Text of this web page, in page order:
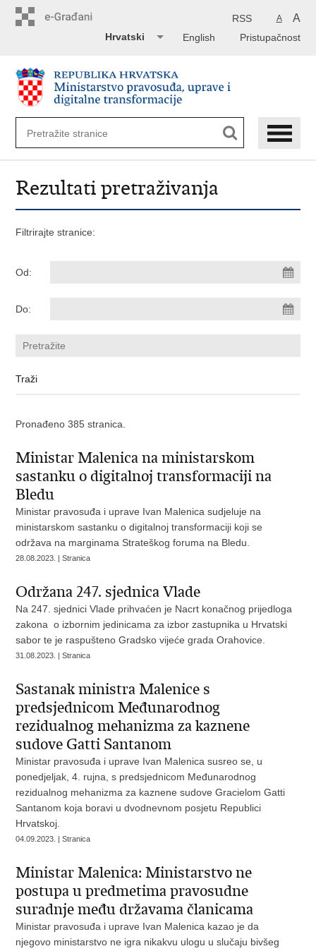
A A
RSS
Pristupačnost
English
Hrvatski
Rezultati pretraživanja
Filtrirajte stranice:
Od:
Do:
Pronađeno 385 stranica.
Ministar Malenica na ministarskom
sastanku o digitalnoj transformaciji na
Bledu
Ministar pravosuđa i uprave Ivan Malenica sudjeluje na
ministarskom sastanku o digitalnoj transformaciji koji se
održava na marginama Strateškog foruma na Bledu.
28.08.2023. | Stranica
Održana 247. sjednica Vlade
Na 247. sjednici Vlade prihvaćen je Nacrt konačnog prijedloga
zakona o izbornim jedinicama za izbor zastupnika u Hrvatski
sabor te je raspušteno Gradsko vijeće grada Orahovice.
31.08.2023. | Stranica
Sastanak ministra Malenice s
predsjednicom Međunarodnog
rezidualnog mehanizma za kaznene
sudove Gatti Santanom
Ministar pravosuđa i uprave Ivan Malenica susreo se, u
ponedjeljak, 4. rujna, s predsjednicom Međunarodnog
rezidualnog mehanizma za kaznene sudove Gracielom Gatti
Santanom koja boravi u dvodnevnom posjetu Republici
Hrvatskoj.
04.09.2023. | Stranica
Ministar Malenica: Ministarstvo ne
postupa u predmetima pravosudne
suradnje među državama članicama
Ministar pravosuđa i uprave Ivan Malenica kazao je da
njegovo ministarstvo ne igra nikakvu ulogu u slučaju bivšeg